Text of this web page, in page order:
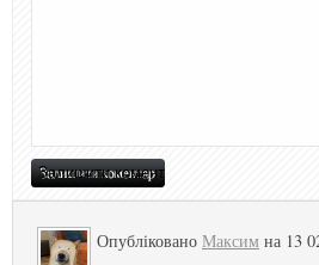
Опубліковано Максим на 13